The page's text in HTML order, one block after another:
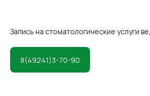
Запись на стоматологические услуги
8(49241)3-70-90
Главная
Услуги